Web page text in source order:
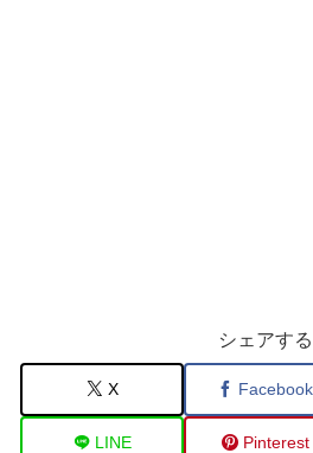
シェアする
X Facebook
LINE Pinterest